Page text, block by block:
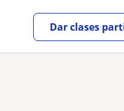
Dar clases